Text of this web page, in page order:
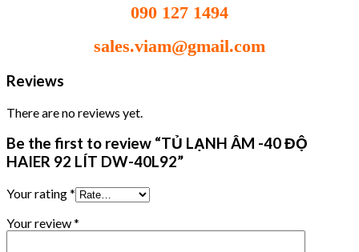
090 127 1494
sales.viam@gmail.com
Reviews
There are no reviews yet.
Be the first to review “TỦ LẠNH ÂM -40 ĐỘ
HAIER 92 LÍT DW-40L92”
Your rating*
Your review*